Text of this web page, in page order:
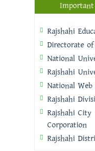
Rajshahi
Directorate
National
Rajshahi
National
Rajshahi
Rajshahi City
Corporation
Rajshahi